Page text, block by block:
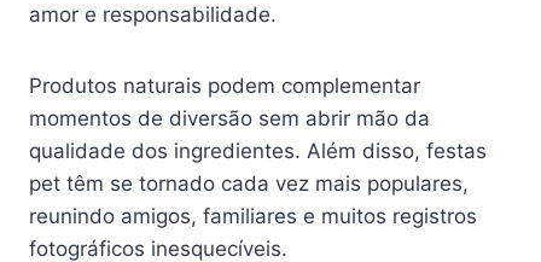
amor e responsabilidade.
Produtos naturais podem complementar
momentos de diversão sem abrir mão da
qualidade dos ingredientes. Além disso, festas
pet têm se tornado cada vez mais populares,
reunindo amigos, familiares e muitos registros
fotográficos inesquecíveis.